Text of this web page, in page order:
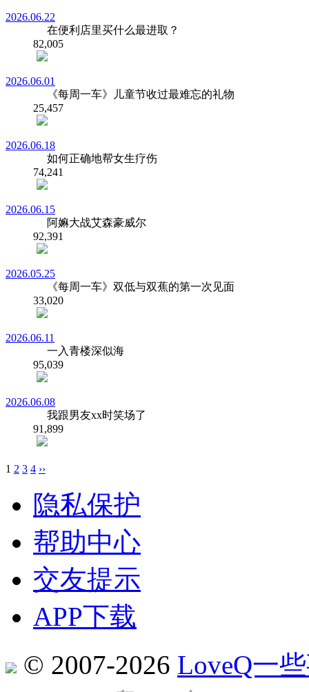
2026.06.22
在便利店里买什么最进取？
82,005
2026.06.01
《每周一车》儿童节收过最难忘的礼物
25,457
2026.06.18
如何正确地帮女生疗伤
74,241
2026.06.15
阿嫲大战艾森豪威尔
92,391
2026.05.25
《每周一车》双低与双蕉的第一次见面
33,020
2026.06.11
一入青楼深似海
95,039
2026.06.08
我跟男友xx时笑场了
91,899
1 2 3 4 ››
隐私保护
帮助中心
交友提示
APP下载
© 2007-2026 LoveQ一